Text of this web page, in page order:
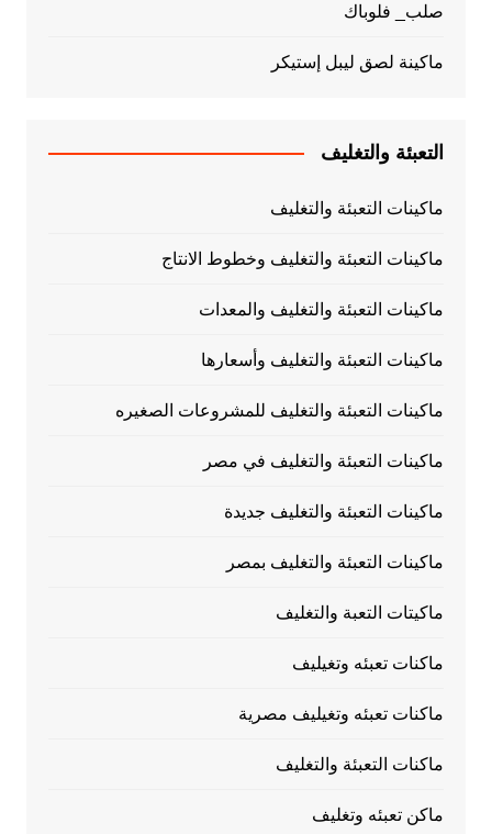
صلب_ فلوباك
ماكينة لصق ليبل إستيكر
التعبئة والتغليف
ماكينات التعبئة والتغليف
ماكينات التعبئة والتغليف وخطوط الانتاج
ماكينات التعبئة والتغليف والمعدات
ماكينات التعبئة والتغليف وأسعارها
ماكينات التعبئة والتغليف للمشروعات الصغيره
ماكينات التعبئة والتغليف في مصر
ماكينات التعبئة والتغليف جديدة
ماكينات التعبئة والتغليف بمصر
ماكيتات التعبة والتغليف
ماكنات تعبئه وتغيليف
ماكنات تعبئه وتغيليف مصرية
ماكنات التعبئة والتغليف
ماكن تعبئه وتغليف